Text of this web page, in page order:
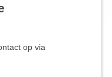
op via